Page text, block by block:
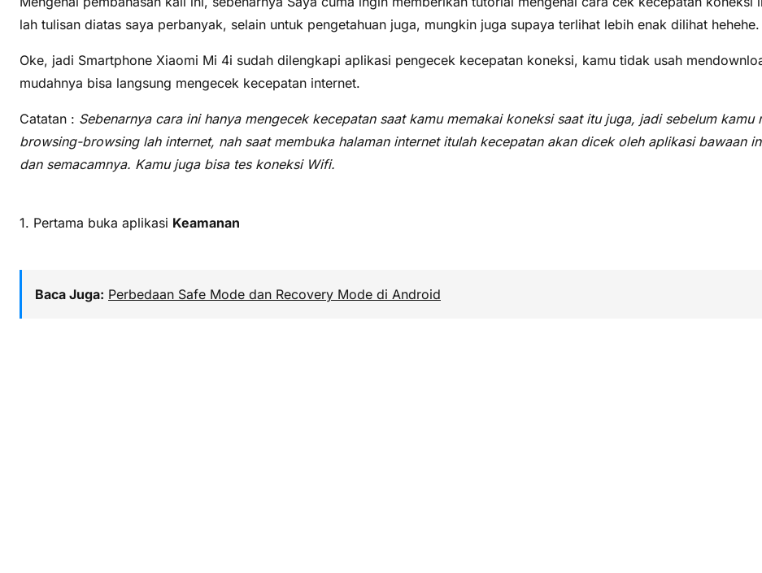
lah tulisan diatas saya perbanyak, selain untuk pengetahuan juga, mungkin juga supaya terlihat lebih enak dilihat hehehe.
Oke, jadi Smartphone Xiaomi Mi 4i sudah dilengkapi aplikasi pengecek kecepatan koneksi, kamu tidak usah
mudahnya bisa langsung mengecek kecepatan internet.
Catatan : Sebenarnya cara ini hanya mengecek kecepatan saat kamu memakai koneksi saat itu juga, jadi sebelum
browsing-browsing lah internet, nah saat membuka halaman internet itulah kecepatan akan dicek oleh aplikasi bawaan
dan semacamnya. Kamu juga bisa tes koneksi Wifi.
1. Pertama buka aplikasi Keamanan
Baca Juga: Perbedaan Safe Mode dan Recovery Mode di Android